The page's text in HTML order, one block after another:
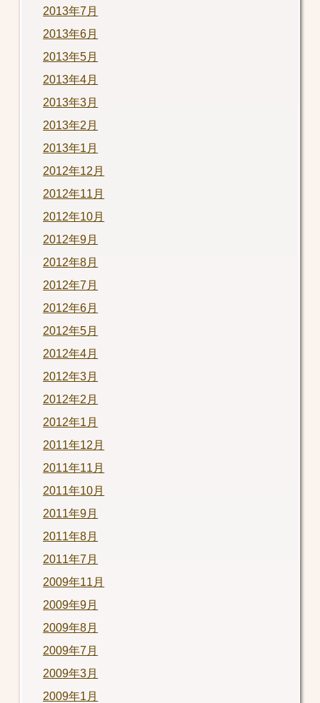
2013年7月
2013年6月
2013年5月
2013年4月
2013年3月
2013年2月
2013年1月
2012年12月
2012年11月
2012年10月
2012年9月
2012年8月
2012年7月
2012年6月
2012年5月
2012年4月
2012年3月
2012年2月
2012年1月
2011年12月
2011年11月
2011年10月
2011年9月
2011年8月
2011年7月
2009年11月
2009年9月
2009年8月
2009年7月
2009年3月
2009年1月